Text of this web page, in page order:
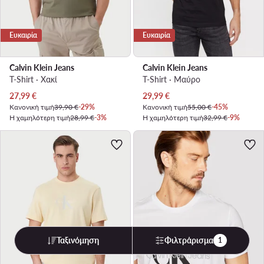
Ευκαιρία
Calvin Klein Jeans
T-Shirt · Χακί
Τρέχουσα τιμή
27,99€
Κανονική τιμή39,90 €-29%
Η χαμηλότερη τιμή28,99 €-3%
Ευκαιρία
Calvin Klein Jeans
T-Shirt · Μαύρο
Τρέχουσα τιμή
29,99€
Κανονική τιμή55,00 €-45%
Η χαμηλότερη τιμή32,99 €-9%
Ταξινόμηση Φιλτράρισμα 1